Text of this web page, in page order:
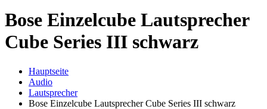
Bose Einzelcube Lautsprecher
Cube Series III schwarz
Hauptseite
Audio
Lautsprecher
Bose Einzelcube Lautsprecher Cube Series III schwarz